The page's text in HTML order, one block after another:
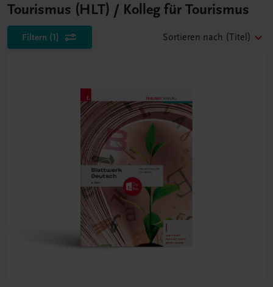
Tourismus (HLT) / Kolleg für Tourismus
Filtern (1) Sortieren nach (Titel)